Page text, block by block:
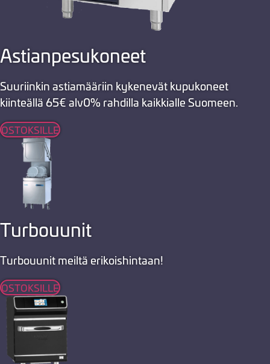
Astianpesukoneet
Suuriinkin astiamääriin kykenevät kupukoneet
kiinteällä 65€ alv0% rahdilla kaikkialle Suomeen.
OSTOKSILLE
Turbouunit
Turbouunit meiltä erikoishintaan!
OSTOKSILLE